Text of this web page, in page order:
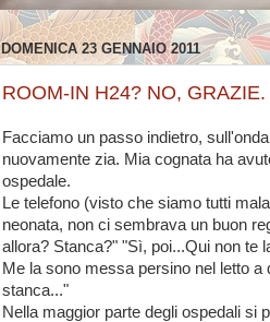
DOMENICA 23 GENNAIO 2011
ROOM-IN H24? NO, GRAZIE.
Facciamo un passo indietro,
nuovamente zia. Mia cognata ha
ospedale.
Le telefono (visto che siamo tutti
neonata, non ci sembrava un buon
allora? Stanca?" "Sì, poi...Qui non te
Me la sono messa persino nel letto
stanca..."
Nella maggior parte degli ospedali si